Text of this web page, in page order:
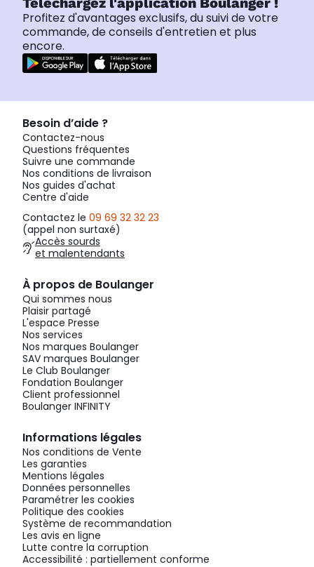
Profitez d'avantages exclusifs, du suivi de votre
commande, de conseils d'entretien et plus
encore.
Besoin d’aide ?
Contactez-nous
Questions fréquentes
Suivre une commande
Nos conditions de livraison
Nos guides d'achat
Centre d'aide
Contactez le 09 69 32 32 23
(appel non surtaxé)
Accès sourds
et malentendants
À propos de Boulanger
Qui sommes nous
Plaisir partagé
L'espace Presse
Nos services
Nos marques Boulanger
SAV marques Boulanger
Le Club Boulanger
Fondation Boulanger
Client professionnel
Boulanger INFINITY
Informations légales
Nos conditions de Vente
Les garanties
Mentions légales
Données personnelles
Paramétrer les cookies
Politique des cookies
Système de recommandation
Les avis en ligne
Lutte contre la corruption
Accessibilité : partiellement conforme